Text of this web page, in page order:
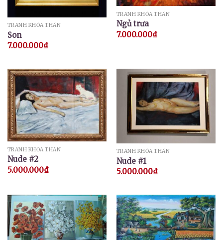
TRANH KHỎA THÂN
Son
7.000.000₫
TRANH KHỎA THÂN
Ngủ trưa
7.000.000₫
TRANH KHỎA THÂN
Nude #2
5.000.000₫
TRANH KHỎA THÂN
Nude #1
5.000.000₫